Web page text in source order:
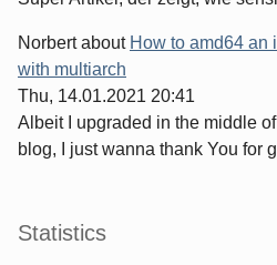
Norbertabout How to amd64 an
with multiarch
Thu, 14.01.2021 20:41
Albeit I upgraded in the middle
blog, I just wanna thank You for
Statistics